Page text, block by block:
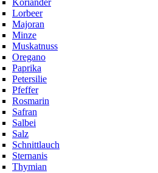
Koriander
Lorbeer
Majoran
Minze
Muskatnuss
Oregano
Paprika
Petersilie
Pfeffer
Rosmarin
Safran
Salbei
Salz
Schnittlauch
Sternanis
Thymian